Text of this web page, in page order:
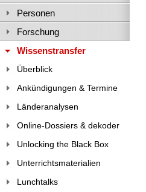
Personen
Forschung
Wissenstransfer
Überblick
Ankündigungen & Termine
Länderanalysen
Online-Dossiers & dekoder
Unlocking the Black Box
Unterrichtsmaterialien
Lunchtalks